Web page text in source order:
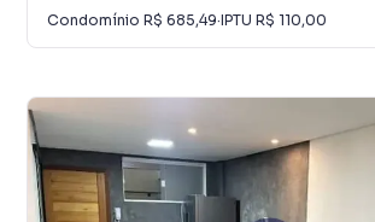
Condomínio R$ 685,49·IPTU R$ 110,00